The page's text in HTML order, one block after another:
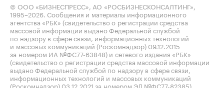
© ООО «БИЗНЕСПРЕСС», АО «РОСБИЗНЕСКОНСАЛТИНГ»,
1995–2026 . Сообщения и материалы информационного
агентства «РБК» (свидетельство о регистрации средства
массовой информации выдано Федеральной службой
по надзору в сфере связи, информационных технологий
и массовых коммуникаций (Роскомнадзор) 09.12.2015
за номером ИА №ФС77-63848) и сетевого издания «РБК»
(свидетельство о регистрации средства массовой информации
выдано Федеральной службой по надзору в сфере связи,
информационных технологий и массовых коммуникаций
(Роскомнадзор) 03.12.2021 за номером ЭЛ №ФС77-82385)